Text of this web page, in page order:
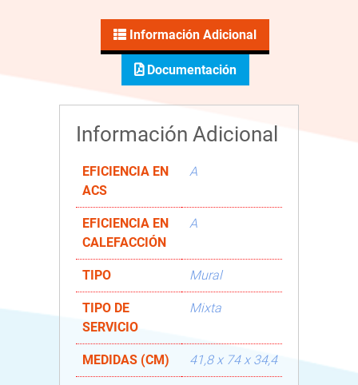
Información Adicional
Documentación
Información Adicional
EFICIENCIA EN
ACS
A
EFICIENCIA EN
CALEFACCIÓN
A
TIPO Mural
TIPO DE
SERVICIO
Mixta
MEDIDAS (CM) 41,8 x 74 x 34,4